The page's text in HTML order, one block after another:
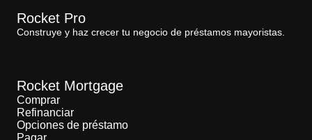
Rocket Pro
Construye y haz crecer tu negocio de préstamos mayoristas.
Rocket Mortgage
Comprar
Refinanciar
Opciones de préstamo